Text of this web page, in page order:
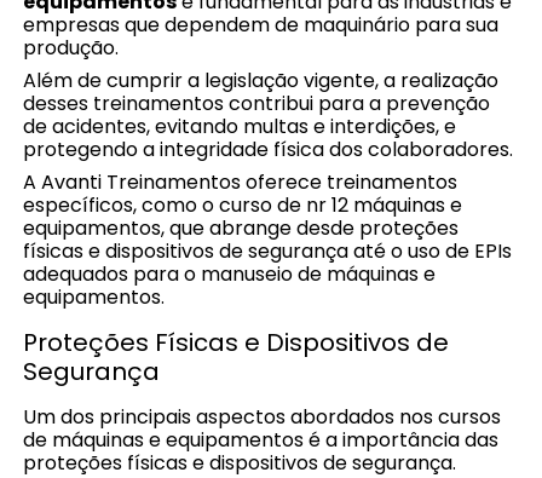
empresas que dependem de maquinário para sua
produção.
Além de cumprir a legislação vigente, a realização
desses treinamentos contribui para a prevenção
de acidentes, evitando multas e interdições, e
protegendo a integridade física dos colaboradores.
A Avanti Treinamentos oferece treinamentos
específicos, como o curso de nr 12 máquinas e
equipamentos, que abrange desde proteções
físicas e dispositivos de segurança até o uso de EPIs
adequados para o manuseio de máquinas e
equipamentos.
Proteções Físicas e Dispositivos de
Segurança
Um dos principais aspectos abordados nos cursos
de máquinas e equipamentos é a importância das
proteções físicas e dispositivos de segurança.